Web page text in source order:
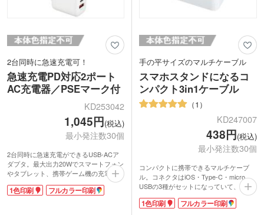
2台同時に急速充電可！
急速充電PD対応2ポート
AC充電器／PSEマーク付
KD253042
1,045円(税込)
最小発注数30個
2台同時に急速充電ができるUSB-ACア
ダプタ。最大出力20Wでスマートフォン
やタブレット、携帯ゲーム機の充電に最
適です。Type-CポートはPD3.0対応、
Type-AポートはQC3.0対応。折りたたみ
1色印刷 フルカラー印刷
手の平サイズのマルチケーブル
スマホスタンドになるコ
ンパクト3in1ケーブル
1
KD247007
438円(税込)
最小発注数30個
コンパクトに携帯できるマルチケーブ
ル。コネクタはiOS・Type-C・micro
USBの3種がセットになっていて、様々
な機種を充電できます。コードの長さは
4段階で最大約90cmまで引き延ばし可
1色印刷 フルカラー印刷